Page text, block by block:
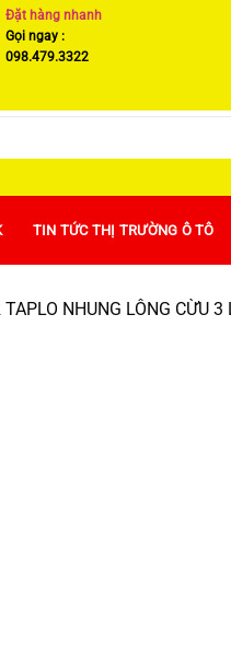
Đặt hàng nhanh
Gọi ngay :
098.479.3322
TIN TỨC THỊ TRƯỜNG Ô TÔ
NHUNG LÔNG CỪU